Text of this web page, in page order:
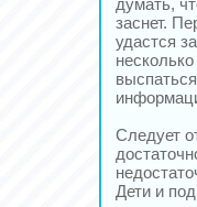
думать,
заснет.
удастся
Следует
Дети и